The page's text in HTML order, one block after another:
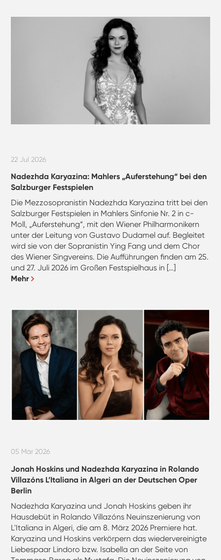
22 Jul 2026
Nadezhda Karyazina: Mahlers „Auferstehung“ bei den
Salzburger Festspielen
Die Mezzosopranistin Nadezhda Karyazina tritt bei den
Salzburger Festspielen in Mahlers Sinfonie Nr. 2 in c-
Moll, „Auferstehung“, mit den Wiener Philharmonikern
unter der Leitung von Gustavo Dudamel auf. Begleitet
wird sie von der Sopranistin Ying Fang und dem Chor
des Wiener Singvereins. Die Aufführungen finden am 25.
und 27. Juli 2026 im Großen Festspielhaus in […]
Mehr
05 Mär 2026
Jonah Hoskins und Nadezhda Karyazina in Rolando
Villazóns L’Italiana in Algeri an der Deutschen Oper
Berlin
Nadezhda Karyazina und Jonah Hoskins geben ihr
Hausdebüt in Rolando Villazóns Neuinszenierung von
L'Italiana in Algeri, die am 8. März 2026 Premiere hat.
Karyazina und Hoskins verkörpern das wiedervereinigte
Liebespaar Lindoro bzw. Isabella an der Seite von